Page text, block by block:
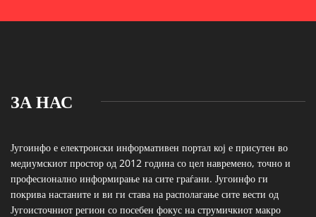
ЗА НАС
Југоинфо е електронски информативен портал кој е присутен во
медиумскиот простор од 2012 година со цел навремено, точно и
професионално информирање на сите граѓани. Југоинфо ги
покрива настаните и ви ги става на располагање сите вести од
Југоисточниот регион со посебен фокус на струмичкиот макро